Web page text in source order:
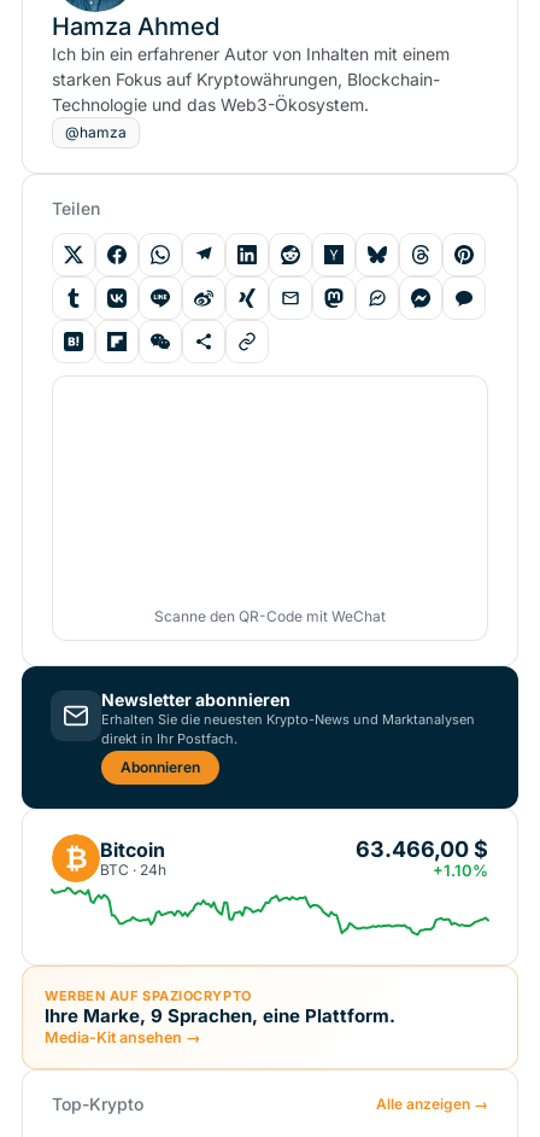
Hamza Ahmed
Ich bin ein erfahrener Autor von Inhalten mit einem
starken Fokus auf Kryptowährungen, Blockchain-
Technologie und das Web3-Ökosystem.
@hamza
Teilen
Scanne den QR-Code mit WeChat
Newsletter abonnieren
Erhalten Sie die neuesten Krypto-News und Marktanalysen
direkt in Ihr Postfach.
Abonnieren
₿ Bitcoin
BTC · 24h
63.466,00 $
+1.10%
WERBEN AUF SPAZIOCRYPTO
Ihre Marke, 9 Sprachen, eine Plattform.
Media-Kit ansehen →
Top-Krypto Alle anzeigen →